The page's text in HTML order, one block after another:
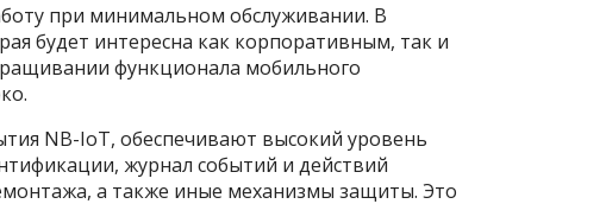
при минимальном обслуживании. В
будет интересна как корпоративным, так и
функционала мобильного
NB-IoT, обеспечивают высокий уровень
журнал событий и действий
а также иные механизмы защиты. Это